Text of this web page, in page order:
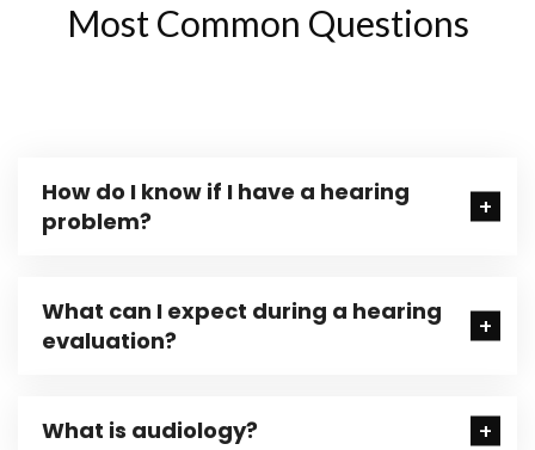
Most Common Questions
How do I know if I have a hearing
problem?
What can I expect during a hearing
evaluation?
What is audiology?